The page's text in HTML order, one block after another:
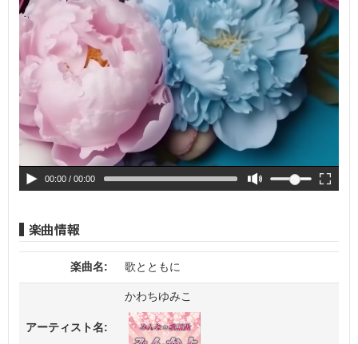
00:00 / 00:00
楽曲名: 歌とともに
アーティスト名:
かわちゆみこ